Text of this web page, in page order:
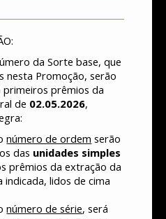
da Sorte base, que
nesta Promoção, serão
primeiros prêmios da
de 02.05.2026,
número de ordem serão
das unidades simples
prêmios da extração da
indicada, lidos de cima
número de série, será